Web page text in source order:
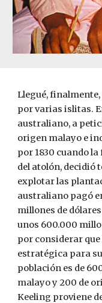
Llegué,
por varias islitas.
australiano, a
origen malayo e
por 1830 cuando
del atolón,
explotar las
australiano pagó
millones de
unos 600.000
por considerar
estratégica para
población es de
malayo y 200 de
Keeling proviene